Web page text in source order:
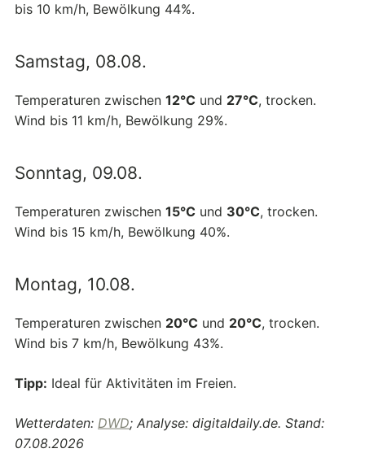
bis 10 km/h, Bewölkung 44%.
Samstag, 08.08.
Temperaturen zwischen 12°C und 27°C, trocken.
Wind bis 11 km/h, Bewölkung 29%.
Sonntag, 09.08.
Temperaturen zwischen 15°C und 30°C, trocken.
Wind bis 15 km/h, Bewölkung 40%.
Montag, 10.08.
Temperaturen zwischen 20°C und 20°C, trocken.
Wind bis 7 km/h, Bewölkung 43%.
Tipp: Ideal für Aktivitäten im Freien.
Wetterdaten: DWD; Analyse: digitaldaily.de. Stand:
07.08.2026